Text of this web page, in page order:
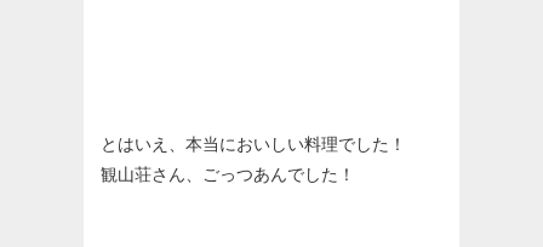
とはいえ、本当においしい料理でした！
観山荘さん、ごっつあんでした！